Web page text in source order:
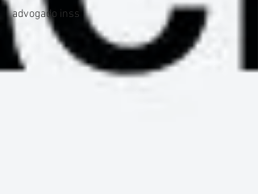
advogado inss